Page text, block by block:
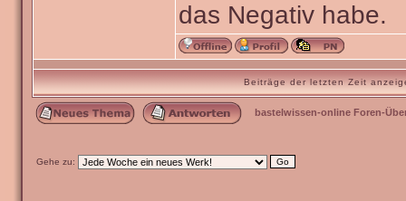
das Negativ habe.
Beiträge der letzten Zeit
bastelwissen-online Foren-
Gehe zu: